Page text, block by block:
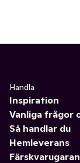
Handla
Inspiration
Vanliga frågor
Så handlar du
Hemleverans